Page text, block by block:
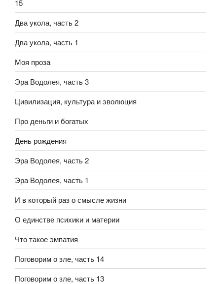
15
Два укола, часть 2
Два укола, часть 1
Моя проза
Эра Водолея, часть 3
Цивилизация, культура и эволюция
Про деньги и богатых
День рождения
Эра Водолея, часть 2
Эра Водолея, часть 1
И в который раз о смысле жизни
О единстве психики и материи
Что такое эмпатия
Поговорим о зле, часть 14
Поговорим о зле, часть 13